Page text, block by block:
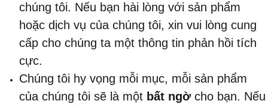
chúng tôi. Nếu bạn hài lòng với sản phẩm
hoặc dịch vụ của chúng tôi, xin vui lòng cung
cấp cho chúng ta một thông tin phản hồi tích
cực.
Chúng tôi hy vọng mỗi mục, mỗi sản phẩm
của chúng tôi sẽ là một bất ngờcho bạn. Nếu